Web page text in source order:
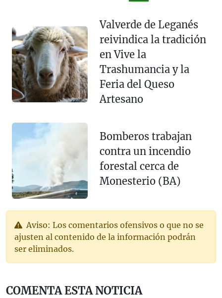
Valverde de Leganés
reivindica la tradición
en Vive la
Trashumancia y la
Feria del Queso
Artesano
Bomberos trabajan
contra un incendio
forestal cerca de
Monesterio (BA)
Aviso: Los comentarios ofensivos o que no se
ajusten al contenido de la información podrán
ser eliminados.
COMENTA ESTA NOTICIA